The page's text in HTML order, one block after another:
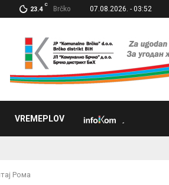
23.4
C
Brčko 07.08.2026. - 03:52
VREMEPLOV
Рома